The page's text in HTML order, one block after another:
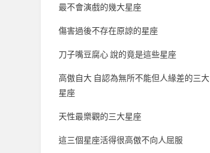
最不會演戲的幾大星座
傷害過後不存在原諒的星座
刀子嘴豆腐心 說的竟是這些星座
高傲自大 自認為無所不能但人緣差的三大
星座
天性最樂觀的三大星座
這三個星座活得很高傲不向人屈服